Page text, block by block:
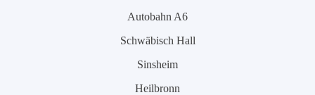
Autobahn A6
Schwäbisch Hall
Sinsheim
Heilbronn